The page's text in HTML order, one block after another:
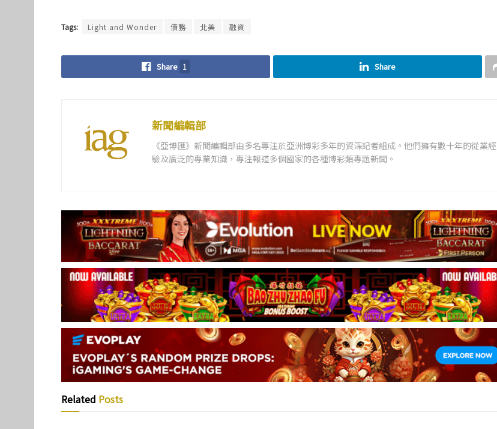
Tags: Light and Wonder 債務 北美 融資
Share 1 Share
新聞編輯部
《亞博匯》新聞編輯部由多名專注於亞洲博彩多年的資深記者組成。他們擁有數十年的從業經
驗及廣泛的專業知識，專注報道多個國家的各種博彩類專題新聞。
Related Posts